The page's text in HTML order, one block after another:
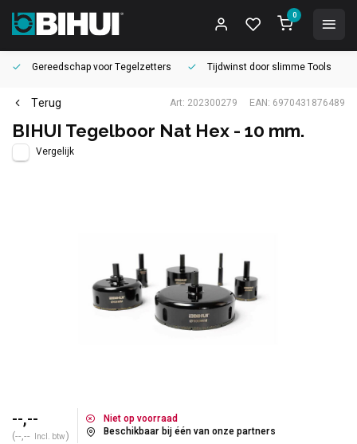
0
Gereedschap voorTegelzetters Tijdwinst door slimme Tools
Terug Art: 202300279 EAN: 6970431876489
BIHUI Tegelboor Nat Hex - 10 mm.
Vergelijk
--,--
(--,-- Incl. btw)
Niet op voorraad
Beschikbaar bij één van onze partners